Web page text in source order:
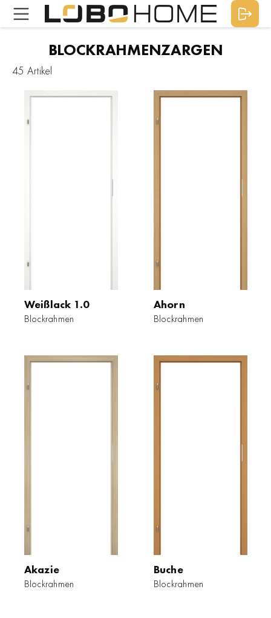
BLOCKRAHMENZARGEN
45 Artikel
Weißlack 1.0
Blockrahmen
Ahorn
Blockrahmen
Akazie
Blockrahmen
Buche
Blockrahmen